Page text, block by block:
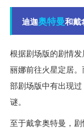
迪迦奥特曼和戴
根据剧场版的剧情
丽娜前往火星定居
部剧场版中有出现
谜。
至于戴拿奥特曼，